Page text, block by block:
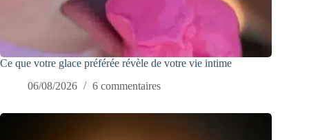
Ce que votre glace préférée révèle de votre vie intime
06/08/2026
6 commentaires